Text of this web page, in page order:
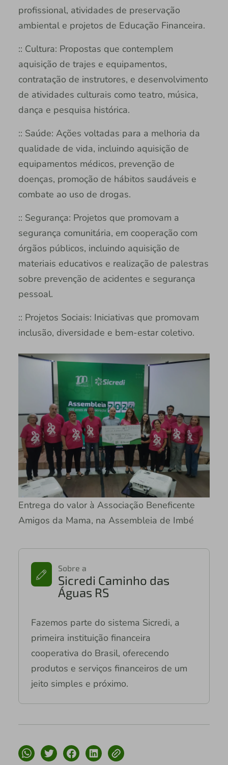
profissional, atividades de preservação
ambiental e projetos de Educação Financeira.
:: Cultura: Propostas que contemplem
aquisição de trajes e equipamentos,
contratação de instrutores, e desenvolvimento
de atividades culturais como teatro, música,
dança e pesquisa histórica.
:: Saúde: Ações voltadas para a melhoria da
qualidade de vida, incluindo aquisição de
equipamentos médicos, prevenção de
doenças, promoção de hábitos saudáveis e
combate ao uso de drogas.
:: Segurança: Projetos que promovam a
segurança comunitária, em cooperação com
órgãos públicos, incluindo aquisição de
materiais educativos e realização de palestras
sobre prevenção de acidentes e segurança
pessoal.
:: Projetos Sociais: Iniciativas que promovam
inclusão, diversidade e bem-estar coletivo.
Entrega do valor à Associação Beneficente
Amigos da Mama, na Assembleia de Imbé
Sobre a
Sicredi Caminho das
Águas RS
Fazemos parte do sistema Sicredi, a
primeira instituição financeira
cooperativa do Brasil, oferecendo
produtos e serviços financeiros de um
jeito simples e próximo.